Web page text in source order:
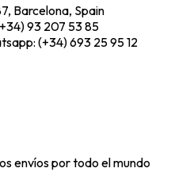
Barcelona, Spain
93 207 53 85
(+34) 693 25 95 12
envíos por todo el mundo